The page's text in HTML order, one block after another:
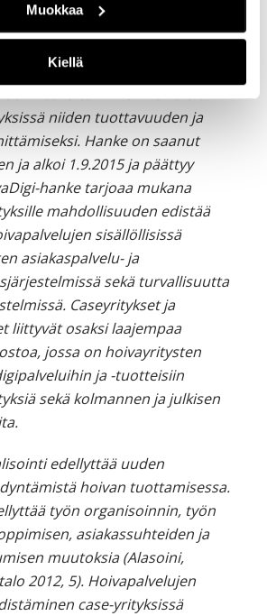
Muokkaa
Kiellä
pelkoihin ja
tavoitteena on digipalvelujen
toimivien hoiva-alan
niiden tuottavuuden ja
Hanke on saanut
ja alkoi 1.9.2015 ja päättyy
hanke tarjoaa mukana
mahdollisuuden edistää
sisällöllisissä
asiakaspalvelu- ja
sekä turvallisuutta
Caseyritykset ja
liittyvät osaksi laajempaa
jossa on hoivayritysten
ja -tuotteisiin
sekä kolmannen ja julkisen
edellyttää uuden
hoivan tuottamisessa.
työn organisoinnin, työn
asiakassuhteiden ja
muutoksia (Alasoini,
2012, 5). Hoivapalvelujen
case-yrityksissä